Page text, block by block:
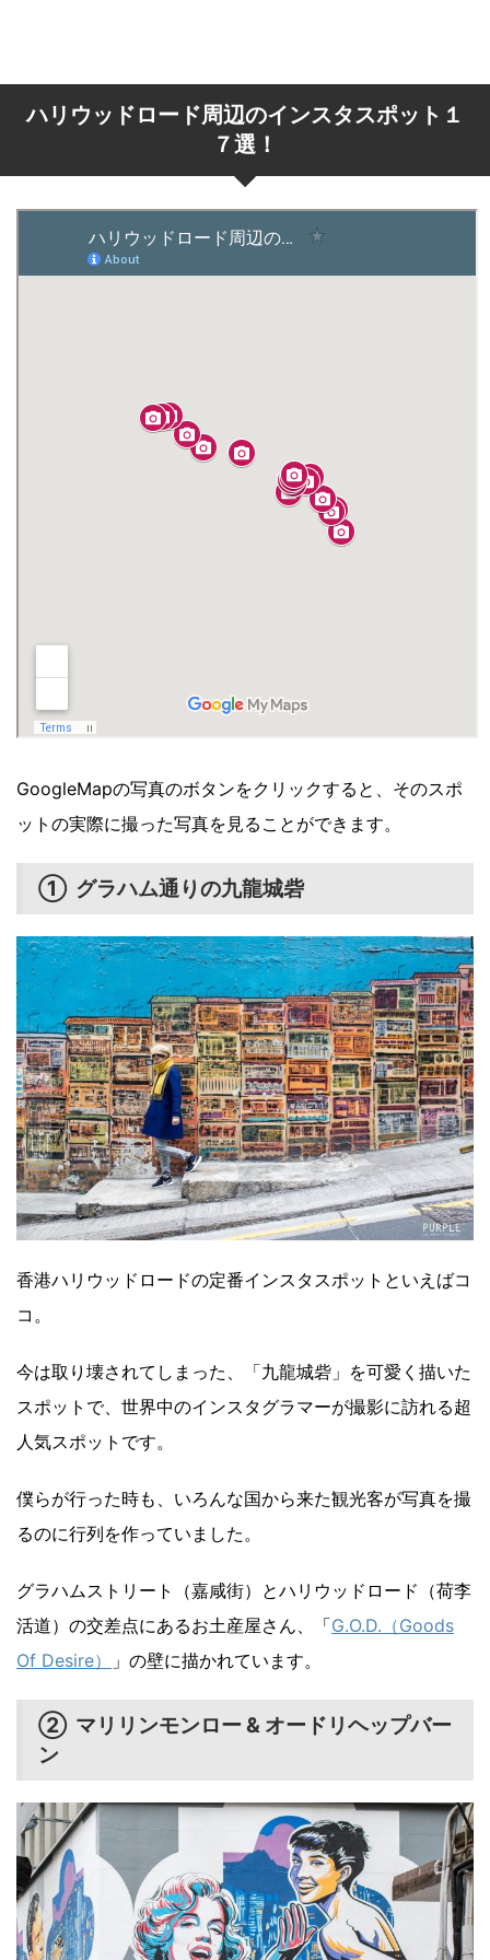
ハリウッドロード周辺のインスタスポット１
７選！
GoogleMapの写真のボタンをクリックすると、そのスポ
ットの実際に撮った写真を見ることができます。
① グラハム通りの九龍城砦
香港ハリウッドロードの定番インスタスポットといえばコ
コ。
今は取り壊されてしまった、「九龍城砦」を可愛く描いた
スポットで、世界中のインスタグラマーが撮影に訪れる超
人気スポットです。
僕らが行った時も、いろんな国から来た観光客が写真を撮
るのに行列を作っていました。
グラハムストリート（嘉咸街）とハリウッドロード（荷李
活道）の交差点にあるお土産屋さん、「G.O.D.（Goods
Of Desire）
」の壁に描かれています。
② マリリンモンロー & オードリヘップバー
ン